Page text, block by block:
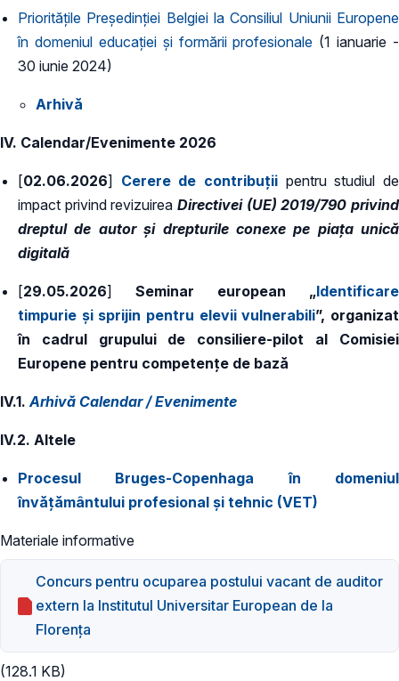
Prioritățile Președinției Belgiei la Consiliul Uniunii Europene
în domeniul educației și formării profesionale (1 ianuarie -
30 iunie 2024)
Arhivă
IV. Calendar/Evenimente 2026
[02.06.2026] Cerere de contribuții pentru studiul de
impact privind revizuirea Directivei (UE) 2019/790 privind
dreptul de autor și drepturile conexe pe piața unică
digitală
[29.05.2026] Seminar european „Identificare
timpurie și sprijin pentru elevii vulnerabili”, organizat
în cadrul grupului de consiliere-pilot al Comisiei
Europene pentru competențe de bază
IV.1. Arhivă Calendar / Evenimente
IV.2. Altele
Procesul Bruges-Copenhaga în domeniul
învățământului profesional și tehnic (VET)
Materiale informative
Concurs pentru ocuparea postului vacant de auditor
extern la Institutul Universitar European de la
Florența
(128.1 KB)